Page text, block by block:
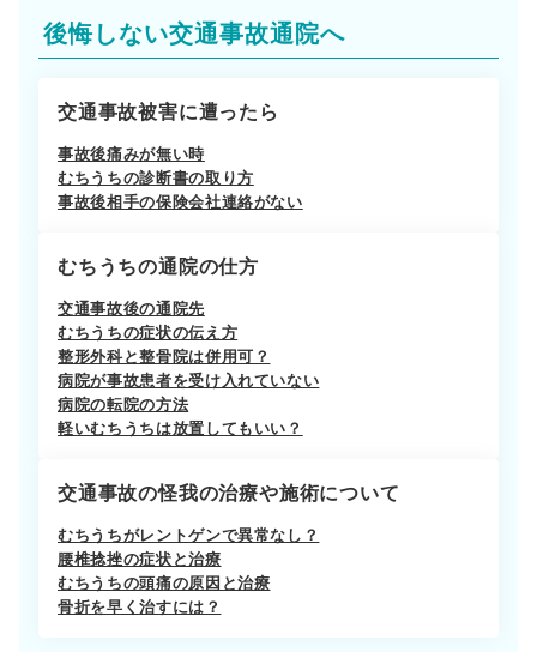
後悔しない交通事故通院へ
交通事故被害に遭ったら
事故後痛みが無い時
むちうちの診断書の取り方
事故後相手の保険会社連絡がない
むちうちの通院の仕方
交通事故後の通院先
むちうちの症状の伝え方
整形外科と整骨院は併用可？
病院が事故患者を受け入れていない
病院の転院の方法
軽いむちうちは放置してもいい？
交通事故の怪我の治療や施術について
むちうちがレントゲンで異常なし？
腰椎捻挫の症状と治療
むちうちの頭痛の原因と治療
骨折を早く治すには？